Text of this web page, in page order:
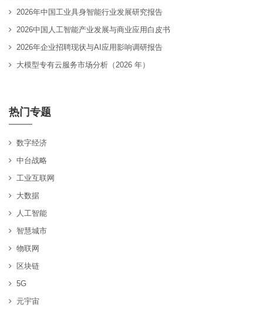
2026年中国工业具身智能行业发展研究报告
2026中国人工智能产业发展与商业应用白皮书
2026年企业招聘现状与AI应用影响调研报告
大模型专有云服务市场分析（2026 年）
热门专题
数字经济
中台战略
工业互联网
大数据
人工智能
智慧城市
物联网
区块链
5G
元宇宙